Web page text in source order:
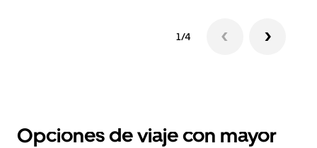
1/4
Opciones de viaje con mayor